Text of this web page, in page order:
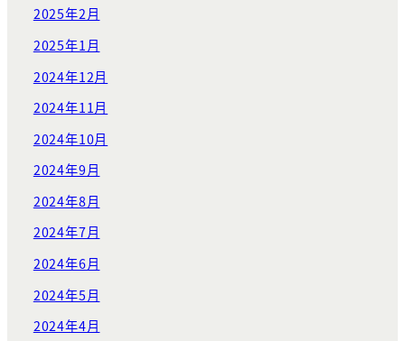
2025年2月
2025年1月
2024年12月
2024年11月
2024年10月
2024年9月
2024年8月
2024年7月
2024年6月
2024年5月
2024年4月